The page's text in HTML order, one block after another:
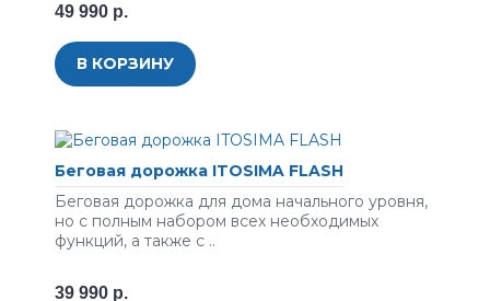
49 990 р.
В КОРЗИНУ
Беговая дорожка ITOSIMA FLASH
Беговая дорожка для дома начального уровня,
но с полным набором всех необходимых
функций, а также с ..
39 990 р.